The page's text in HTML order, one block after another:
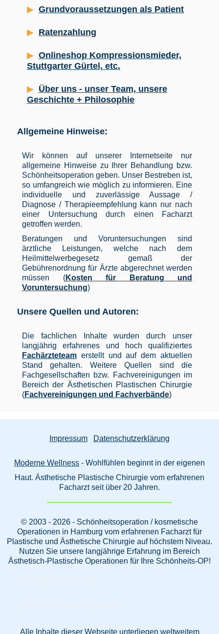
Grundvoraussetzungen als Patient
Ratenzahlung
Onlineshop Kompressionsmieder,
Stuttgarter Gürtel, etc.
Über uns - unser Team, unsere
Geschichte + Philosophie
Allgemeine Hinweise:
Wir können auf unserer Internetseite nur
allgemeine Hinweise zu Ihrer Behandlung bzw.
Schönheitsoperation geben. Unser Bestreben ist,
so umfangreich wie möglich zu informieren. Eine
individuelle und zuverlässige Aussage /
Diagnose / Therapieempfehlung kann nur nach
einer Untersuchung durch einen Facharzt
getroffen werden.
Beratungen und Voruntersuchungen sind
ärztliche Leistungen, welche nach dem
Heilmittelwerbegesetz gemaß der
Gebührenordnung für Ärzte abgerechnet werden
müssen (Kosten für Beratung und
Voruntersuchung)
Unsere Quellen und Autoren:
Die fachlichen Inhalte wurden durch unser
langjährig erfahrenes und hoch qualifiziertes
Fachärzteteam erstellt und auf dem aktuellen
Stand gehalten. Weitere Quellen sind die
Fachgesellschaften bzw. Fachvereinigungen im
Bereich der Ästhetischen Plastischen Chirurgie
(Fachvereinigungen und Fachverbände)
Impressum Datenschutzerklärung
Moderne Wellness - Wohlfühlen beginnt in der eigenen
Haut. Ästhetische Plastische Chirurgie vom erfahrenen
Facharzt seit über 20 Jahren.
© 2003 - 2026 - Schönheitsoperation / kosmetische
Operationen in Hamburg vom erfahrenen Facharzt für
Plastische und Ästhetische Chirurgie auf höchstem Niveau.
Nutzen Sie unsere langjährige Erfahrung im Bereich
Ästhetisch-Plastische Operationen für Ihre Schönheits-OP!
Alle Inhalte dieser Webseite unterliegen weltweitem